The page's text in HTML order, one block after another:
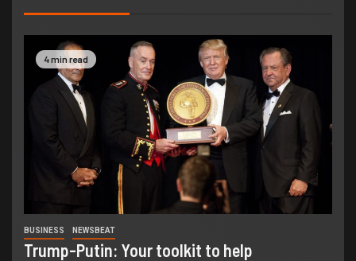
4 min read
BUSINESS NEWSBEAT
Trump-Putin: Your toolkit to help